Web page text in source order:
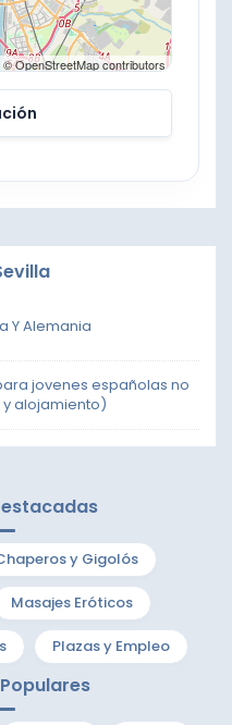
© OpenStreetMap contributors
Y Alemania
jovenes españolas no
alojamiento)
y Gigolós
Masajes Eróticos
Plazas y Empleo